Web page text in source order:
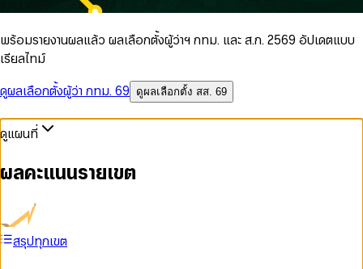
พร้อมรายงานผลแล้ว ผลเลือกตั้งผู้ว่าฯ กทม. และ ส.ก. 2569 อัปเดตแบบ
เรียลไทม์
ดูผลเลือกตั้งผู้ว่า กทม. 69
ดูผลเลือกตั้ง สส. 69
ดูแผนที่
ผลคะแนนรายเขต
สรุปทุกเขต